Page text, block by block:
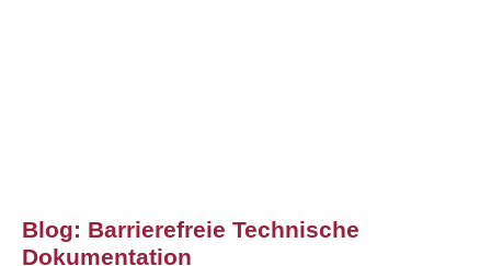
Blog: Barrierefreie Technische
Dokumentation